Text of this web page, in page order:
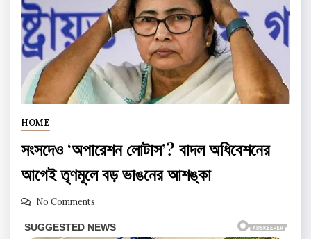
HOME
সংসদেও ‘অপারেশন লোটাস’? বাদল অধিবেশনের
আগেই তৃণমূলে বড় ভাঙনের আশঙ্কা
No Comments